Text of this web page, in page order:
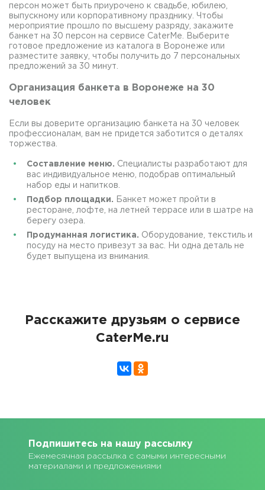
персон может быть приурочено к свадьбе, юбилею,
выпускному или корпоративному празднику. Чтобы
мероприятие прошло по высшему разряду, закажите
банкет на 30 персон на сервисе CaterMe. Выберите
готовое предложение из каталога в Воронеже или
разместите заявку, чтобы получить до 7 персональных
предложений за 30 минут.
Организация банкета в Воронеже на 30
человек
Если вы доверите организацию банкета на 30 человек
профессионалам, вам не придется заботится о деталях
торжества.
Составление меню. Специалисты разработают для
вас индивидуальное меню, подобрав оптимальный
набор еды и напитков.
Подбор площадки. Банкет может пройти в
ресторане, лофте, на летней террасе или в шатре на
берегу озера.
Продуманная логистика. Оборудование, текстиль и
посуду на место привезут за вас. Ни одна деталь не
будет выпущена из внимания.
Расскажите друзьям о сервисе
CaterMe.ru
Подпишитесь на нашу рассылку
Ежемесячная рассылка с самыми интересными
материалами и предложениями